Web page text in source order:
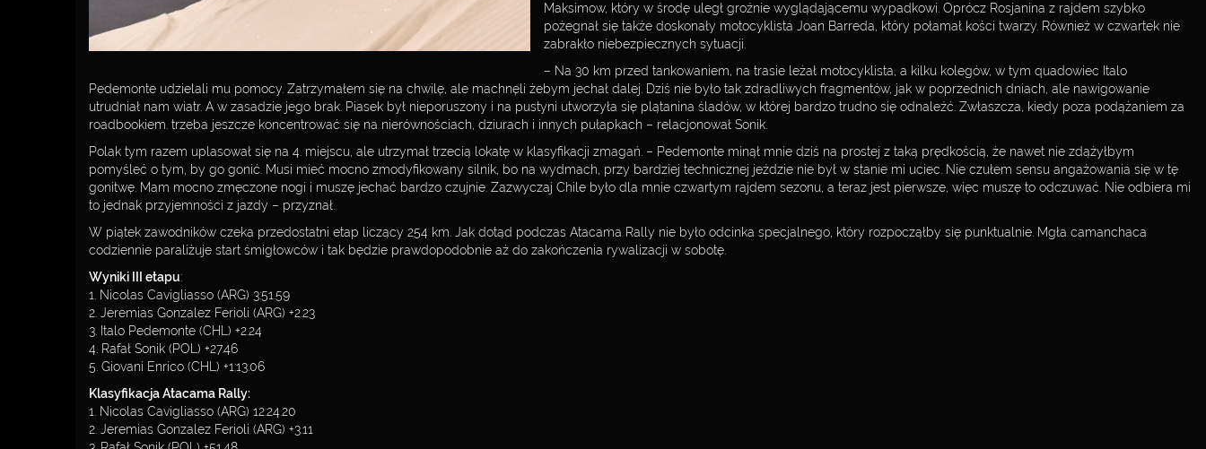
Maksimow, który w środę uległ groźnie wyglądającemu wypadkowi. Oprócz Rosjanina z rajdem szybko
pożegnał się także doskonały motocyklista Joan Barreda, który połamał kości twarzy. Również w czwartek nie
zabrakło niebezpiecznych sytuacji.
– Na 30 km przed tankowaniem, na trasie leżał motocyklista, a kilku kolegów, w tym quadowiec Italo
Pedemonte udzielali mu pomocy. Zatrzymałem się na chwilę, ale machnęli żebym jechał dalej. Dziś nie było tak zdradliwych fragmentów, jak w poprzednich dniach, ale nawigowanie
utrudniał nam wiatr. A w zasadzie jego brak. Piasek był nieporuszony i na pustyni utworzyła się plątanina śladów, w której bardzo trudno się odnaleźć. Zwłaszcza, kiedy poza podążaniem za
roadbookiem. trzeba jeszcze koncentrować się na nierównościach, dziurach i innych pułapkach – relacjonował Sonik.
Polak tym razem uplasował się na 4. miejscu, ale utrzymał trzecią lokatę w klasyfikacji zmagań. – Pedemonte minął mnie dziś na prostej z taką prędkością, że nawet nie zdążyłbym
pomyśleć o tym, by go gonić. Musi mieć mocno zmodyfikowany silnik, bo na wydmach, przy bardziej technicznej jeździe nie był w stanie mi uciec. Nie czułem sensu angażowania się w tę
gonitwę. Mam mocno zmęczone nogi i muszę jechać bardzo czujnie. Zazwyczaj Chile było dla mnie czwartym rajdem sezonu, a teraz jest pierwsze, więc muszę to odczuwać. Nie odbiera mi
to jednak przyjemności z jazdy – przyznał.
W piątek zawodników czeka przedostatni etap liczący 254 km. Jak dotąd podczas Atacama Rally nie było odcinka specjalnego, który rozpocząłby się punktualnie. Mgła camanchaca
codziennie paraliżuje start śmigłowców i tak będzie prawdopodobnie aż do zakończenia rywalizacji w sobotę.
Wyniki III etapu:
1. Nicolas Cavigliasso (ARG) 3:51.59
2. Jeremias Gonzalez Ferioli (ARG) +2.23
3. Italo Pedemonte (CHL) +2.24
4. Rafał Sonik (POL) +27.46
5. Giovani Enrico (CHL) +1:13.06
Klasyfikacja Atacama Rally:
1. Nicolas Cavigliasso (ARG) 12:24.20
2. Jeremias Gonzalez Ferioli (ARG) +3.11